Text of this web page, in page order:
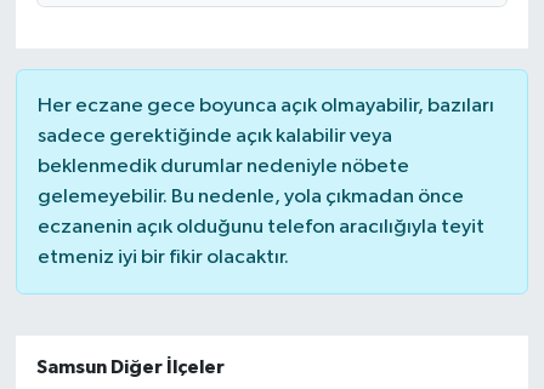
Her eczane gece boyunca açık olmayabilir, bazıları
sadece gerektiğinde açık kalabilir veya
beklenmedik durumlar nedeniyle nöbete
gelemeyebilir. Bu nedenle, yola çıkmadan önce
eczanenin açık olduğunu telefon aracılığıyla teyit
etmeniz iyi bir fikir olacaktır.
Samsun Diğer İlçeler